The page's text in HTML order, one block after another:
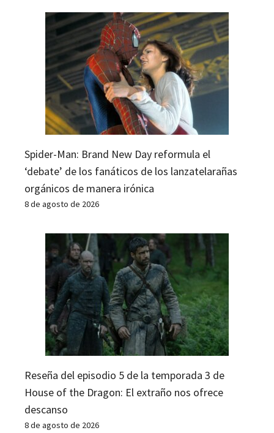
Spider-Man: Brand New Day reformula el
‘debate’ de los fanáticos de los lanzatelarañas
orgánicos de manera irónica
8 de agosto de 2026
Reseña del episodio 5 de la temporada 3 de
House of the Dragon: El extraño nos ofrece
descanso
8 de agosto de 2026